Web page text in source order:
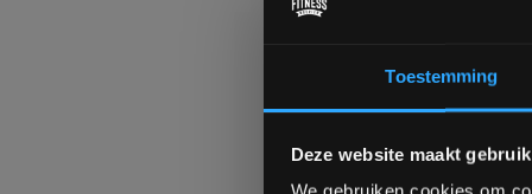
Toestemming
Deze website maakt
Vergelijk